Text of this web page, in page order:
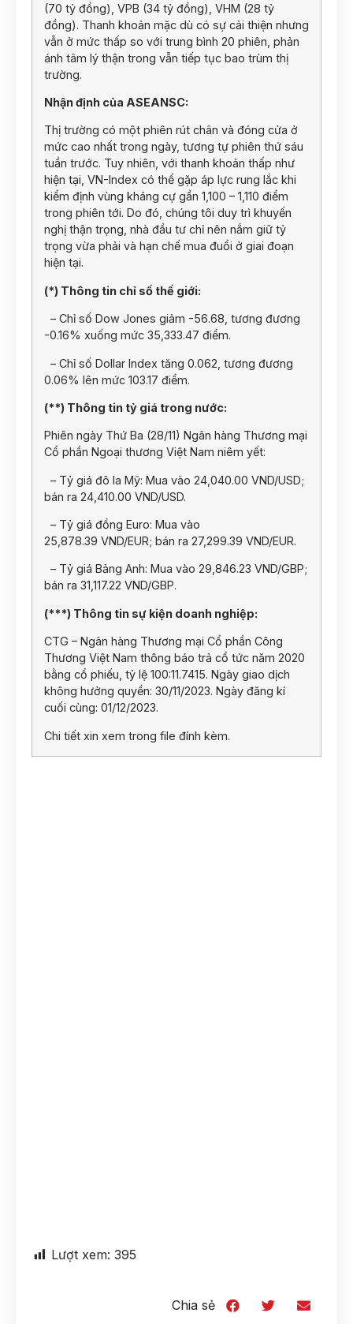
(70 tỷ đồng), VPB (34 tỷ đồng), VHM (28 tỷ
đồng). Thanh khoản mặc dù có sự cải thiện nhưng
vẫn ở mức thấp so với trung bình 20 phiên, phản
ánh tâm lý thận trong vẫn tiếp tục bao trùm thị
trường.
Nhận định của ASEANSC:
Thị trường có một phiên rút chân và đóng cửa ở
mức cao nhất trong ngày, tương tự phiên thứ sáu
tuần trước. Tuy nhiên, với thanh khoản thấp như
hiện tại, VN-Index có thể gặp áp lực rung lắc khi
kiểm định vùng kháng cự gần 1,100 – 1,110 điểm
trong phiên tới. Do đó, chúng tôi duy trì khuyến
nghị thận trọng, nhà đầu tư chỉ nên nắm giữ tỷ
trọng vừa phải và hạn chế mua đuổi ở giai đoạn
hiện tại.
(*) Thông tin chỉ số thế giới:
– Chỉ số Dow Jones giảm -56.68, tương đương
-0.16% xuống mức 35,333.47 điểm.
– Chỉ số Dollar Index tăng 0.062, tương đương
0.06% lên mức 103.17 điểm.
(**) Thông tin tỷ giá trong nước:
Phiên ngày Thứ Ba (28/11) Ngân hàng Thương mại
Cổ phần Ngoại thương Việt Nam niêm yết:
– Tỷ giá đô la Mỹ: Mua vào 24,040.00 VND/USD;
bán ra 24,410.00 VND/USD.
– Tỷ giá đồng Euro: Mua vào
25,878.39 VND/EUR; bán ra 27,299.39 VND/EUR.
– Tỷ giá Bảng Anh: Mua vào 29,846.23 VND/GBP;
bán ra 31,117.22 VND/GBP.
(***) Thông tin sự kiện doanh nghiệp:
CTG – Ngân hàng Thương mại Cổ phần Công
Thương Việt Nam thông báo trả cổ tức năm 2020
bằng cổ phiếu, tỷ lệ 100:11.7415. Ngày giao dịch
không hưởng quyền: 30/11/2023. Ngày đăng kí
cuối cùng: 01/12/2023.
Chi tiết xin xem trong file đính kèm.
Lượt xem: 395
Chia sẻ